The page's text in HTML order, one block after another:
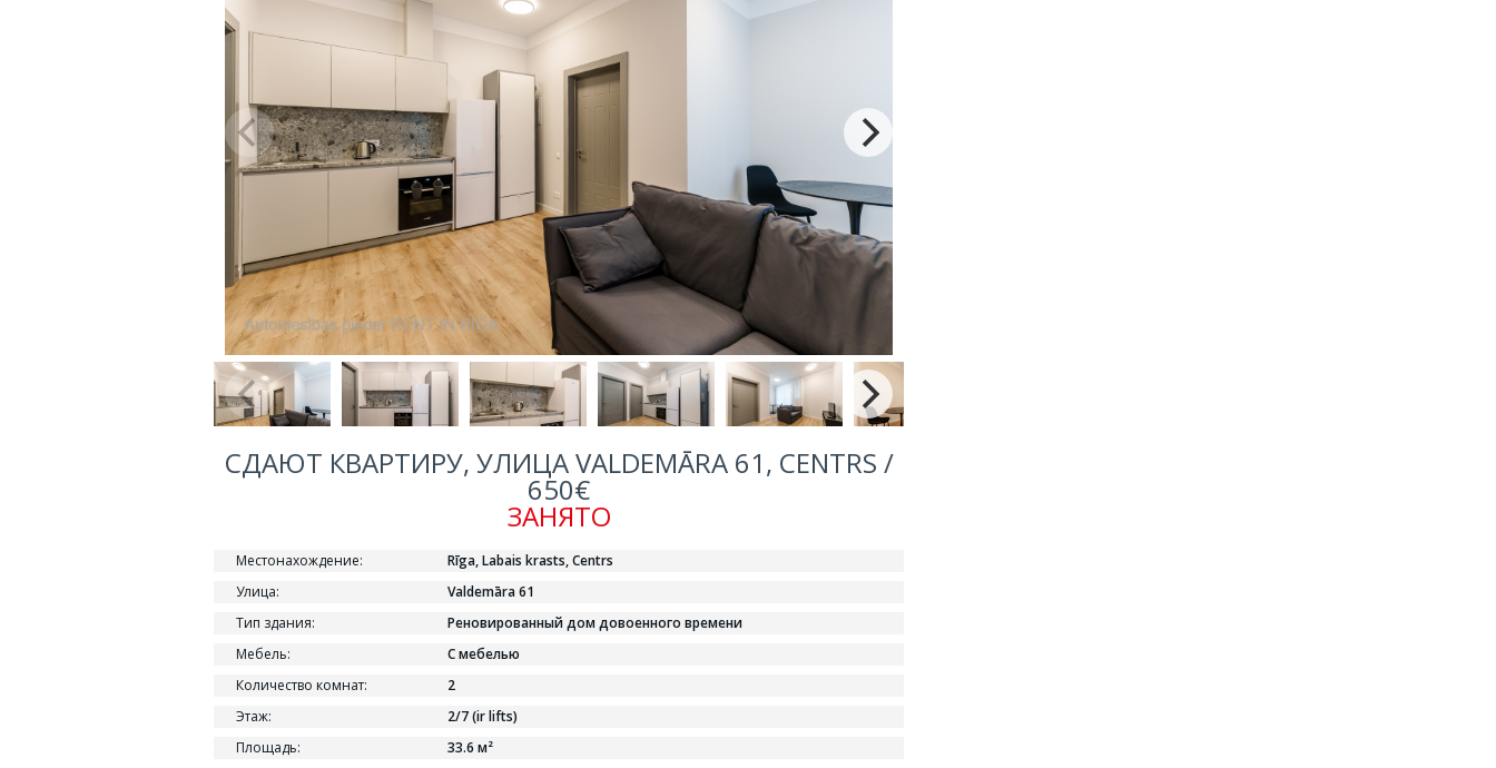
СДАЮТ КВАРТИРУ, УЛИЦА VALDEMĀRA 61, CENTRS /
650€
ЗАНЯТО
Местонахождение:
Rīga, Labais krasts, Centrs
Улица:
Valdemāra 61
Тип здания:
Реновированный дом довоенного времени
Мебель:
С мебелью
Количество комнат:
2
Этаж:
2/7 (ir lifts)
Площадь:
33.6 м²